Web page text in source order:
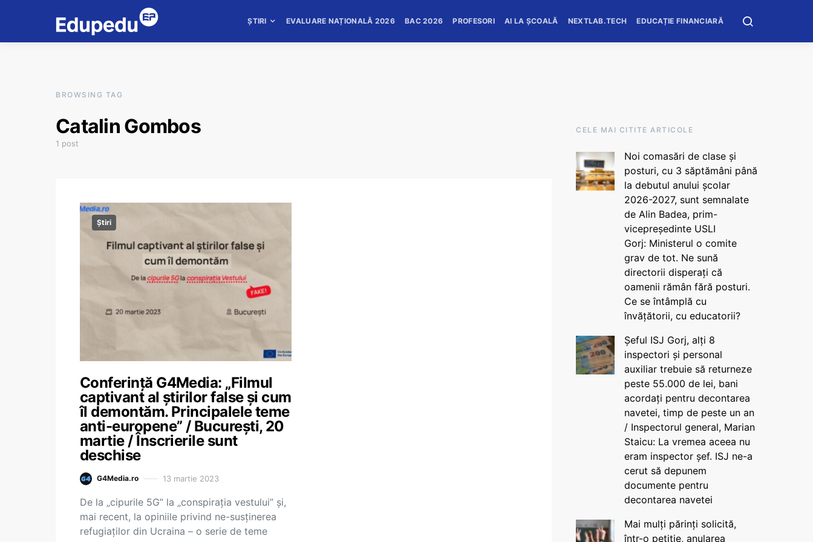
ȘTIRI EVALUARE NAȚIONALĂ 2026 BAC 2026 PROFESORI AI LA ȘCOALĂ NEXTLAB.TECH EDUCAȚIE FINANCIARĂ
BROWSING TAG
Catalin Gombos
1 post
Știri
Conferință G4Media: „Filmul
captivant al știrilor false și cum
îl demontăm. Principalele teme
anti-europene” / București, 20
martie / Înscrierile sunt
deschise
G4Media.ro 13 martie 2023
De la „cipurile 5G” la „conspirația vestului” și,
mai recent, la opiniile privind ne-susținerea
refugiaților din Ucraina – o serie de teme
CELE MAI CITITE ARTICOLE
Noi comasări de clase și
posturi, cu 3 săptămâni până
la debutul anului școlar
2026-2027, sunt semnalate
de Alin Badea, prim-
vicepreședinte USLI
Gorj: Ministerul o comite
grav de tot. Ne sună
directorii disperați că
oamenii rămân fără posturi.
Ce se întâmplă cu
învățătorii, cu educatorii?
Șeful ISJ Gorj, alți 8
inspectori și personal
auxiliar trebuie să returneze
peste 55.000 de lei, bani
acordați pentru decontarea
navetei, timp de peste un an
/ Inspectorul general, Marian
Staicu: La vremea aceea nu
eram inspector șef. ISJ ne-a
cerut să depunem
documente pentru
decontarea navetei
Mai mulți părinți solicită,
într-o petiție, anularea